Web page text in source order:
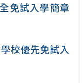
免試入學簡章
校優先免試入